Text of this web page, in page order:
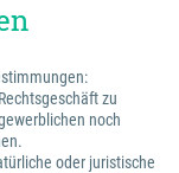
zu
noch
oder juristische